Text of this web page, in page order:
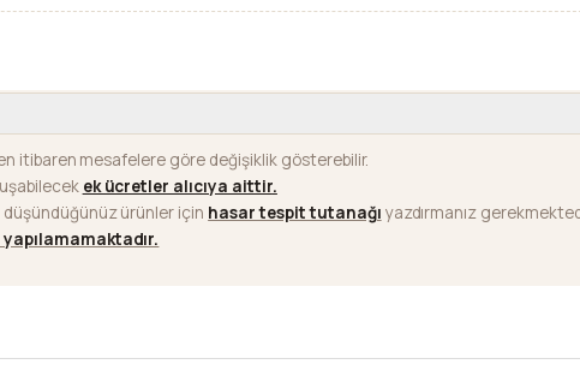
itibaren mesafelere göre değişiklik gösterebilir.
ek ücretler alıcıya aittir.
düşündüğünüz ürünler için hasar tespit tutanağı yazdırmanız